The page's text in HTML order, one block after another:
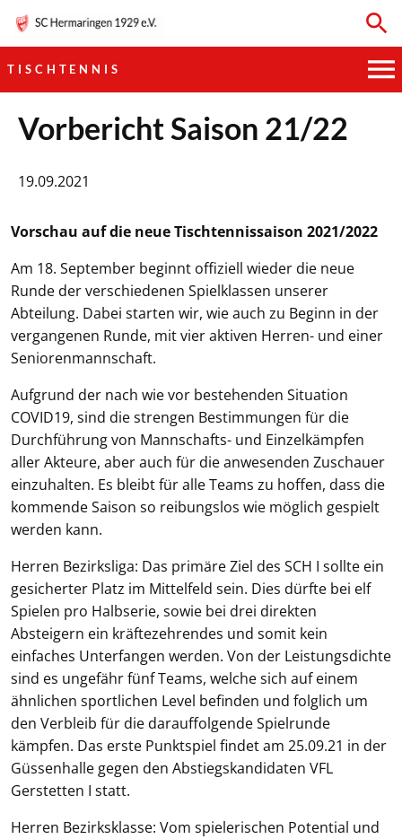
TISCHTENNIS
HAUPTVEREIN
BOGENSCHIESSEN
Vorbericht Saison 21/22
19.09.2021
Vorschau auf die neue Tischtennissaison 2021/2022
Am 18. September beginnt offiziell wieder die neue
Runde der verschiedenen Spielklassen unserer
Abteilung. Dabei starten wir, wie auch zu Beginn in der
vergangenen Runde, mit vier aktiven Herren- und einer
Seniorenmannschaft.
Aufgrund der nach wie vor bestehenden Situation
COVID19, sind die strengen Bestimmungen für die
Durchführung von Mannschafts- und Einzelkämpfen
aller Akteure, aber auch für die anwesenden Zuschauer
einzuhalten. Es bleibt für alle Teams zu hoffen, dass die
kommende Saison so reibungslos wie möglich gespielt
werden kann.
Herren Bezirksliga: Das primäre Ziel des SCH I sollte ein
gesicherter Platz im Mittelfeld sein. Dies dürfte bei elf
Spielen pro Halbserie, sowie bei drei direkten
Absteigern ein kräftezehrendes und somit kein
einfaches Unterfangen werden. Von der Leistungsdichte
sind es ungefähr fünf Teams, welche sich auf einem
ähnlichen sportlichen Level befinden und folglich um
den Verbleib für die darauffolgende Spielrunde
kämpfen. Das erste Punktspiel findet am 25.09.21 in der
Güssenhalle gegen den Abstiegskandidaten VFL
Gerstetten I statt.
Herren Bezirksklasse: Vom spielerischen Potential und